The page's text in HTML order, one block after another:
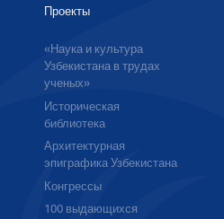
Проекты
«Наука и культура
Узбекистана в трудах
ученых»
Историческая
библиотека
Архитектурная
эпиграфика Узбекистана
Конгрессы
100 выдающихся